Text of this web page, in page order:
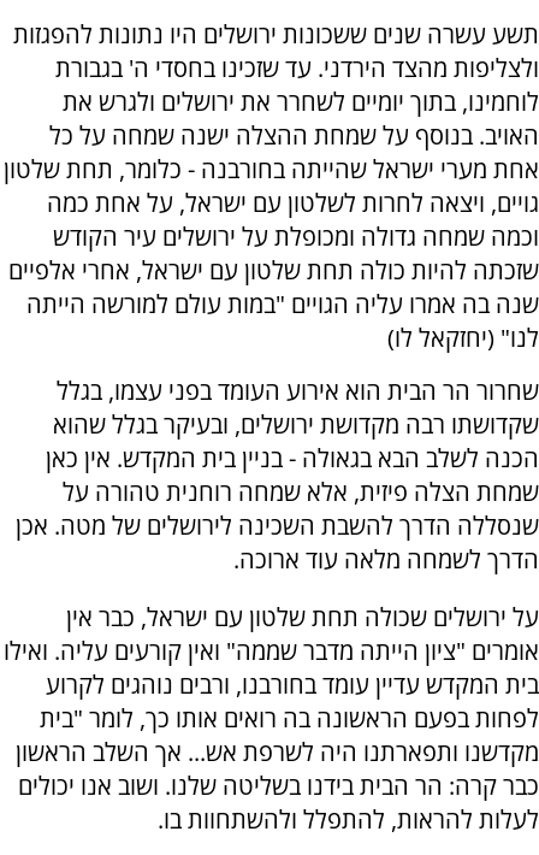
תשע עשרה שנים ששכונות ירושלים היו נתונות להפגזות
ולצליפות מהצד הירדני. עד שזכינו בחסדי ה' בגבורת
לוחמינו, בתוך יומיים לשחרר את ירושלים ולגרש את
האויב. בנוסף על שמחת ההצלה ישנה שמחה על כל
אחת מערי ישראל שהייתה בחורבנה - כלומר, תחת שלטון
גויים, ויצאה לחרות לשלטון עם ישראל, על אחת כמה
וכמה שמחה גדולה ומכופלת על ירושלים עיר הקודש
שזכתה להיות כולה תחת שלטון עם ישראל, אחרי אלפיים
שנה בה אמרו עליה הגויים "במות עולם למורשה הייתה
לנו" (יחזקאל לו)
שחרור הר הבית הוא אירוע העומד בפני עצמו, בגלל
שקדושתו רבה מקדושת ירושלים, ובעיקר בגלל שהוא
הכנה לשלב הבא בגאולה - בניין בית המקדש. אין כאן
שמחת הצלה פיזית, אלא שמחה רוחנית טהורה על
שנסללה הדרך להשבת השכינה לירושלים של מטה. אכן
הדרך לשמחה מלאה עוד ארוכה.
על ירושלים שכולה תחת שלטון עם ישראל, כבר אין
אומרים "ציון הייתה מדבר שממה" ואין קורעים עליה. ואילו
בית המקדש עדיין עומד בחורבנו, ורבים נוהגים לקרוע
לפחות בפעם הראשונה בה רואים אותו כך, לומר "בית
מקדשנו ותפארתנו היה לשרפת אש... אך השלב הראשון
כבר קרה: הר הבית בידנו בשליטה שלנו. ושוב אנו יכולים
לעלות להראות, להתפלל ולהשתחוות בו.